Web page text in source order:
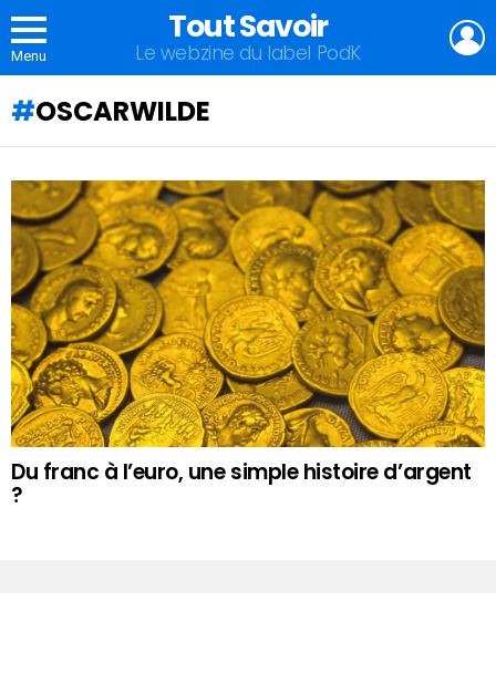
Menu
Tout Savoir
Le webzine du label PodK
OSCARWILDE
QU'ALLEZ-
VOUS
APPRENDRE
AUJOURD'HUI
?
Du franc à l’euro, une simple histoire d’argent
?